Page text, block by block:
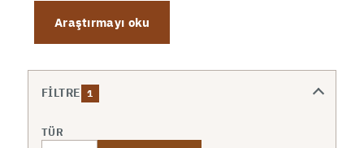
Araştırmayı oku
FILTRE 1
TÜR